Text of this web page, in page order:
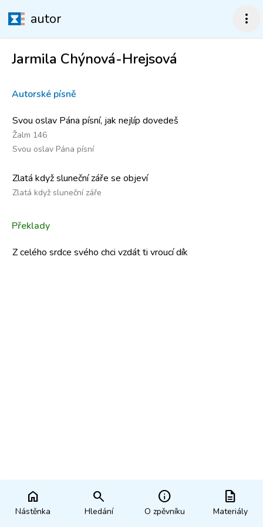
home
Nástěnka
search
Hledání
info
O zpěvníku
description
Materiály
autor more_vert
Jarmila Chýnová-Hrejsová
Autorské písně
Svou oslav Pána písní, jak nejlíp dovedeš
Žalm 146
Svou oslav Pána písní
Zlatá když sluneční záře se objeví
Zlatá když sluneční záře
Překlady
Z celého srdce svého chci vzdát ti vroucí dík